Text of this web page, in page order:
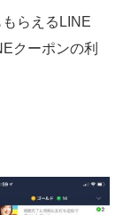
らえるLINE
クーポンの利